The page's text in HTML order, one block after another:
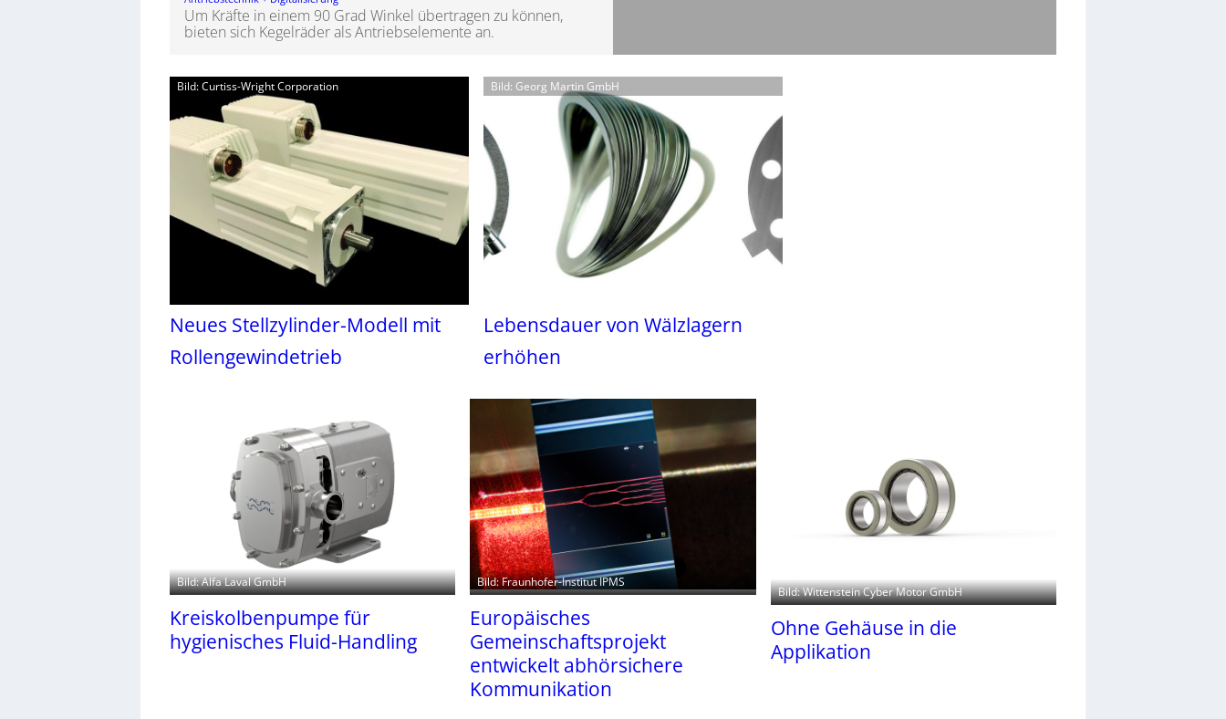
Um Kräfte in einem 90 Grad Winkel übertragen zu können,
bieten sich Kegelräder als Antriebselemente an.
Bild: Curtiss-Wright Corporation
Neues Stellzylinder-Modell mit
Rollengewindetrieb
Bild: Georg Martin GmbH
Lebensdauer von Wälzlagern
erhöhen
Bild: Alfa Laval GmbH
Kreiskolbenpumpe für
hygienisches Fluid-Handling
Bild: Fraunhofer-Institut IPMS
Europäisches
Gemeinschaftsprojekt
entwickelt abhörsichere
Kommunikation
Bild: Wittenstein Cyber Motor GmbH
Ohne Gehäuse in die
Applikation